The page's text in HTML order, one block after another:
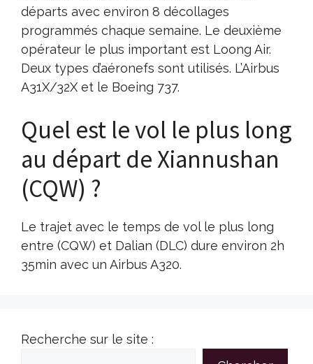
départs avec environ 8 décollages
programmés chaque semaine. Le deuxième
opérateur le plus important est Loong Air.
Deux types d’aéronefs sont utilisés. L’Airbus
A31X/32X et le Boeing 737.
Quel est le vol le plus long
au départ de Xiannushan
(CQW) ?
Le trajet avec le temps de vol le plus long
entre (CQW) et Dalian (DLC) dure environ 2h
35min avec un Airbus A320.
Recherche sur le site :